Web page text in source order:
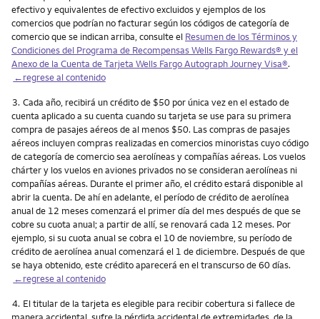
efectivo y equivalentes de efectivo excluidos y ejemplos de los
comercios que podrían no facturar según los códigos de categoría de
comercio que se indican arriba, consulte el Resumen de los Términos y
Condiciones del Programa de Recompensas Wells Fargo Rewards® y el
Anexo de la Cuenta de Tarjeta Wells Fargo Autograph Journey Visa®.
←regrese al contenido
Nota
3. Cada año, recibirá un crédito de $50 por única vez en el estado de
cuenta aplicado a su cuenta cuando su tarjeta se use para su primera
compra de pasajes aéreos de al menos $50. Las compras de pasajes
aéreos incluyen compras realizadas en comercios minoristas cuyo código
de categoría de comercio sea aerolíneas y compañías aéreas. Los vuelos
chárter y los vuelos en aviones privados no se consideran aerolíneas ni
compañías aéreas. Durante el primer año, el crédito estará disponible al
abrir la cuenta. De ahí en adelante, el período de crédito de aerolínea
anual de 12 meses comenzará el primer día del mes después de que se
cobre su cuota anual; a partir de allí, se renovará cada 12 meses. Por
ejemplo, si su cuota anual se cobra el 10 de noviembre, su período de
crédito de aerolínea anual comenzará el 1 de diciembre. Después de que
se haya obtenido, este crédito aparecerá en el transcurso de 60 días.
←regrese al contenido
Nota
4. El titular de la tarjeta es elegible para recibir cobertura si fallece de
manera accidental, sufre la pérdida accidental de extremidades, de la